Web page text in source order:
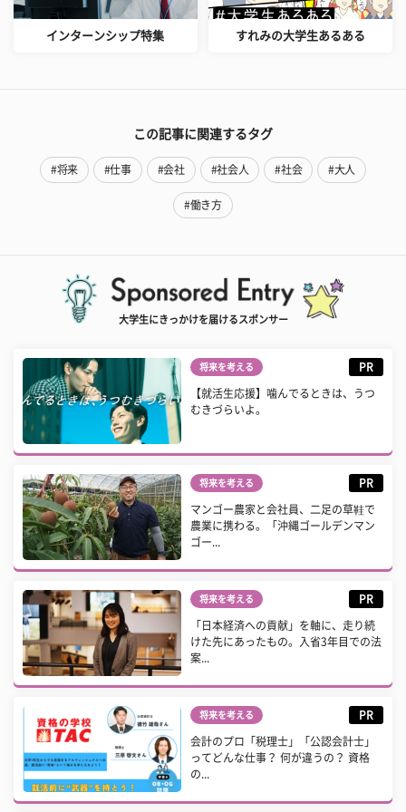
インターンシップ特集 すれみの大学生あるある
この記事に関連するタグ
#将来 #仕事 #会社 #社会人 #社会 #大人
#働き方
大学生にきっかけを届けるスポンサー
将来を考える PR
【就活生応援】噛んでるときは、うつ
むきづらいよ。
将来を考える PR
マンゴー農家と会社員、二足の草鞋で
農業に携わる。「沖縄ゴールデンマン
ゴー...
将来を考える PR
「日本経済への貢献」を軸に、走り続
けた先にあったもの。入省3年目での法
案...
将来を考える PR
会計のプロ「税理士」「公認会計士」
ってどんな仕事？ 何が違うの？ 資格
の...